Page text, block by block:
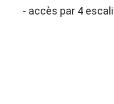
- accès par 4